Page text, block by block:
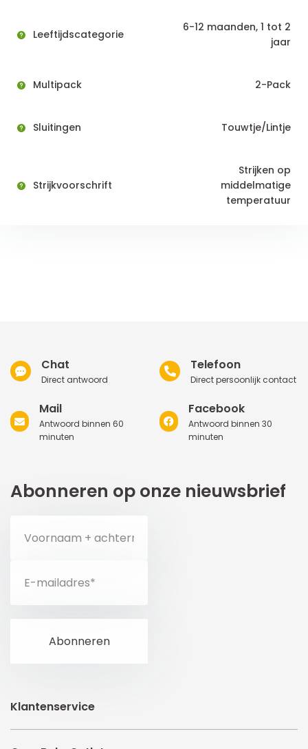
Leeftijdscategorie
6-12 maanden, 1 tot 2
jaar
Multipack 2-Pack
Sluitingen Touwtje/Lintje
Strijkvoorschrift
Strijken op
middelmatige
temperatuur
Chat
Direct antwoord
Telefoon
Direct persoonlijk contact
Mail
Antwoord binnen 60
minuten
Facebook
Antwoord binnen 30
minuten
Abonneren op onze nieuwsbrief
Klantenservice